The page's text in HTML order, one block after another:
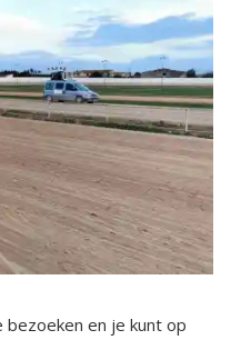
en je kunt op